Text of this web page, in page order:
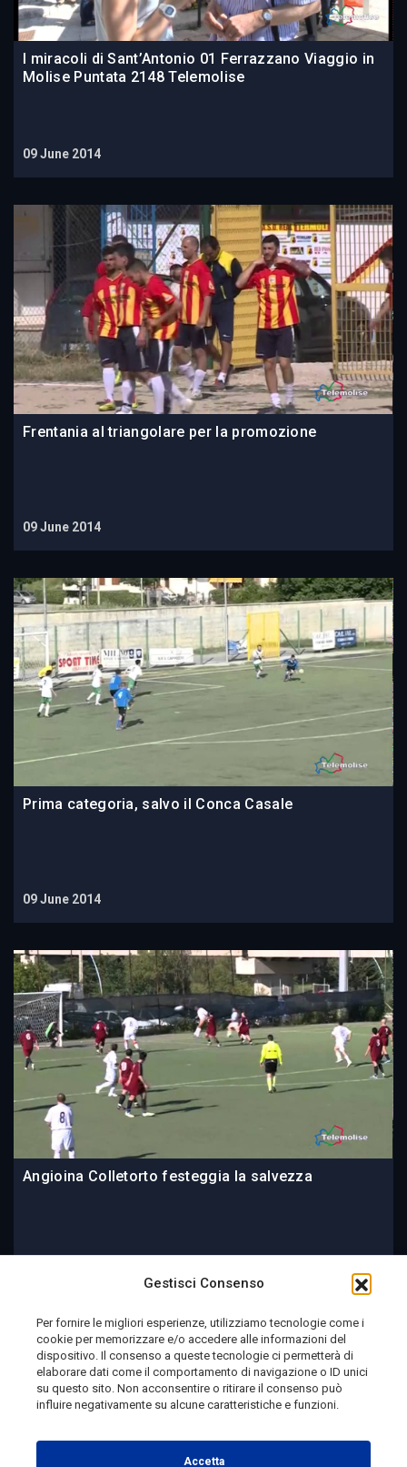
Gestisci Consenso
Per fornire le migliori esperienze, utilizziamo tecnologie come i
cookie per memorizzare e/o accedere alle informazioni del
dispositivo. Il consenso a queste tecnologie ci permetterà di
elaborare dati come il comportamento di navigazione o ID unici
su questo sito. Non acconsentire o ritirare il consenso può
influire negativamente su alcune caratteristiche e funzioni.
Accetta
I miracoli di Sant’Antonio 01 Ferrazzano Viaggio in
Molise Puntata 2148 Telemolise
09 June 2014
Frentania al triangolare per la promozione
09 June 2014
Prima categoria, salvo il Conca Casale
09 June 2014
Angioina Colletorto festeggia la salvezza
Telemolise - reg. Tribunale di Campobasso n. 133 del
10/08/1982 - Direttore Responsabile:MANUELA
PETESCIA
Campobasso n. 224 del 4/5/1996 - Direttore Responsabile: